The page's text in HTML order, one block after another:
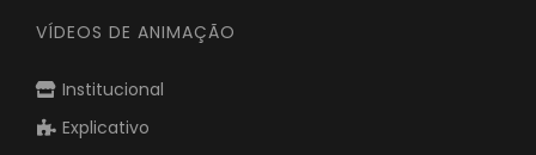
Institucional